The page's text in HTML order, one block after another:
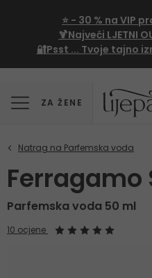
⭐ - 30 % na VIP
🍹Najveći LJETNI
🔐Psst ... Tvoje tajno
ZA ŽENE
Ferragamo
Parfemska voda 50 ml
10 ocjene